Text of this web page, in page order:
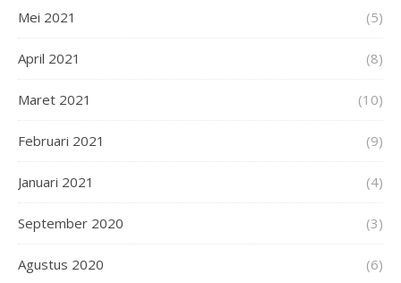
Mei 2021 (5)
April 2021 (8)
Maret 2021 (10)
Februari 2021 (9)
Januari 2021 (4)
September 2020 (3)
Agustus 2020 (6)